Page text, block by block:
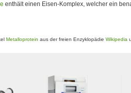
enthält einen Eisen-Komplex, welcher ein
Metalloprotein aus der freien Enzyklopädie Wikipedia